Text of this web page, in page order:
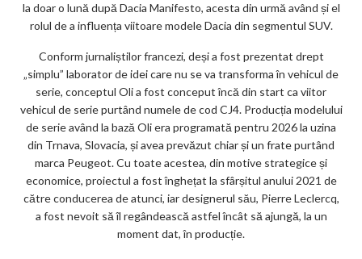
la doar o lună după Dacia Manifesto, acesta din urmă având și el
rolul de a influența viitoare modele Dacia din segmentul SUV.
Conform jurnaliștilor francezi, deși a fost prezentat drept
„simplu” laborator de idei care nu se va transforma în vehicul de
serie, conceptul Oli a fost conceput încă din start ca viitor
vehicul de serie purtând numele de cod CJ4. Producția modelului
de serie având la bază Oli era programată pentru 2026 la uzina
din Trnava, Slovacia, și avea prevăzut chiar și un frate purtând
marca Peugeot. Cu toate acestea, din motive strategice și
economice, proiectul a fost înghețat la sfârșitul anului 2021 de
către conducerea de atunci, iar designerul său, Pierre Leclercq,
a fost nevoit să îl regândească astfel încât să ajungă, la un
moment dat, în producție.